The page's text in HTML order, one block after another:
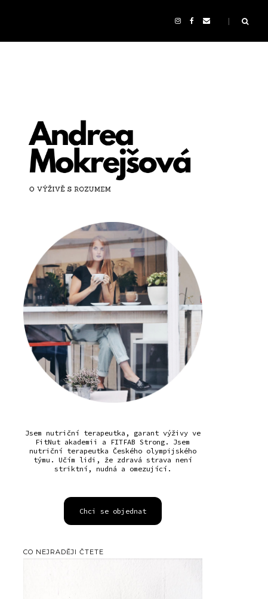
Jsem nutriční terapeutka, garant výživy ve
FitNut akademii a FITFAB Strong. Jsem
nutriční terapeutka Českého olympijského
týmu. Učím lidi, že zdravá strava není
striktní, nudná a omezující.
Chci se objednat
CO NEJRADĚJI ČTETE